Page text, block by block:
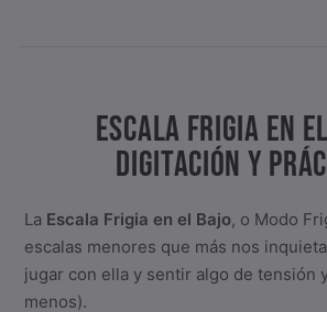
ESCALA FRIGIA EN
DIGITACIÓN Y
La Escala Frigia en el Bajo, o Modo
escalas menores que más nos
jugar con ella y sentir algo de tensión
menos).